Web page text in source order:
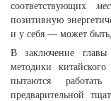
соответствующих
позитивную
и у себя — может
В заключение главы
методики
пытаются
предварительной